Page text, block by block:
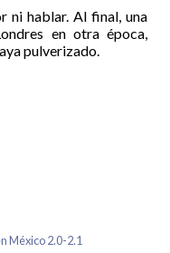
ni hablar. Al final, una
en otra época,
pulverizado.
México 2.0-2.1